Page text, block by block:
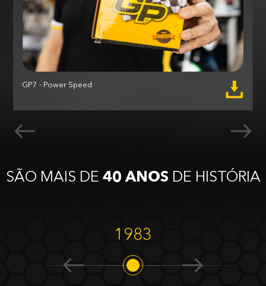
GP7 - Power Speed
SÃO MAIS DE 40 ANOS DE HISTÓRIA
1983